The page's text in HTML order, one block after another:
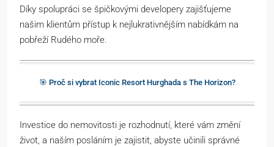
Díky spolupráci se špičkovými developery zajišťujeme
našim klientům přístup k nejlukrativnějším nabídkám na
pobřeží Rudého moře.
🎯 Proč si vybrat Iconic Resort Hurghada s The Horizon?
Investice do nemovitosti je rozhodnutí, které vám změní
život, a naším posláním je zajistit, abyste učinili správné